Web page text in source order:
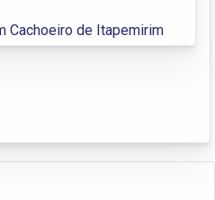
Cachoeiro de Itapemirim